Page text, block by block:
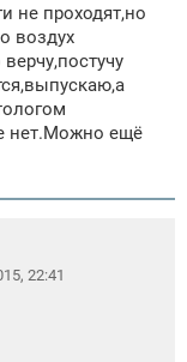
не проходят,но
воздух
нет.Можно ещё
22:41